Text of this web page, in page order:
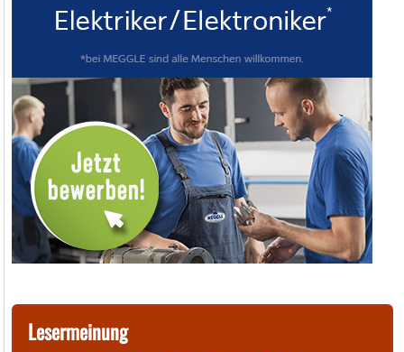
Lesermeinung